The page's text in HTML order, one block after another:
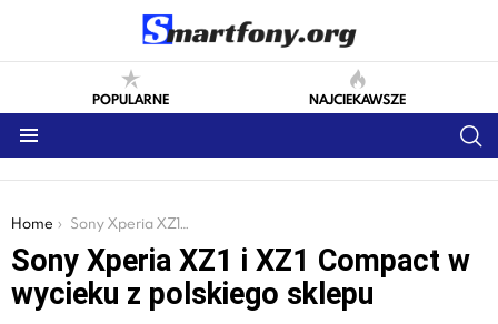
POPULARNE NAJCIEKAWSZE
You are here:
Home Sony Xperia XZ1 i XZ1 Compact w wycieku z polskiego sklepu
Sony Xperia XZ1 i XZ1 Compact w
wycieku z polskiego sklepu